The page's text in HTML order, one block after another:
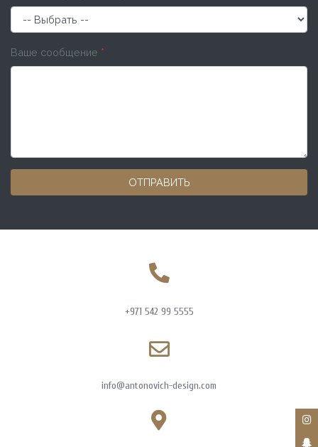
Ваше сообщение *
ОТПРАВИТЬ
+971 542 99 5555
info@antonovich-design.com